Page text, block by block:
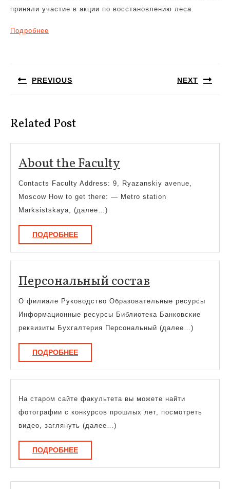
приняли участие в акции по восстановлению леса.
Подробнее
записям
PREVIOUS NEXT
Related Post
About the FacultyAbout
the
Faculty
Contacts Faculty Address: 9, Ryazanskiy avenue,
Moscow How to get there: — Metro station
Marksistskaya, (далее…)
ПОДРОБНЕЕПОДРОБНЕЕ
Персональный состав
состав
О филиале Руководство Образовательные ресурсы
Информационные ресурсы Библиотека Банковские
реквизиты Бухгалтерия Персональный (далее…)
ПОДРОБНЕЕПОДРОБНЕЕ
На старом сайте факультета вы можете найти
фотографии с конкурсов прошлых лет, посмотреть
видео, заглянуть (далее…)
ПОДРОБНЕЕПОДРОБНЕЕ